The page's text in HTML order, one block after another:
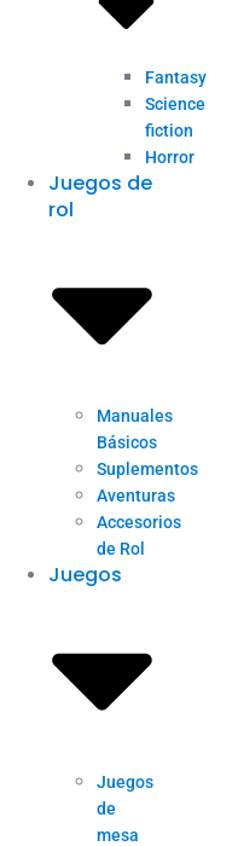
Fantasy
Science
fiction
Horror
Juegos de
rol
Manuales
Básicos
Suplementos
Aventuras
Accesorios
de Rol
Juegos
Juegos
de
mesa